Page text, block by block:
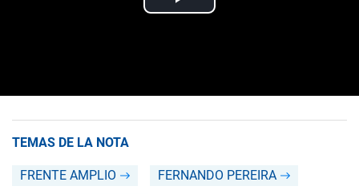
TEMAS DE LA NOTA
FRENTE AMPLIO
FERNANDO PEREIRA